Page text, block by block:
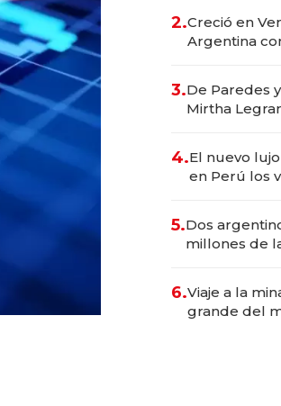
2.Creció en
Argentina
marcas "fast
3.De Paredes
Mirtha
4.El nuevo
en Perú los
5.Dos
millones de
6.Viaje a la
grande del